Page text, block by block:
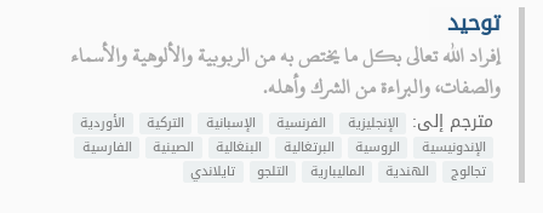
توحيد
إفراد الله تعالى بكل ما يختص به من الربوبية والألوهية والأسماء
والصفات، والبراءة من الشرك وأهله.
مترجم إلى: الإنجليزية الفرنسية الإسبانية التركية
الأوردية
الإندونيسية
الروسية البرتغالية البنغالية الصينية
الفارسية
تجالوج
الهندية الماليبارية التلجو تايلاندي